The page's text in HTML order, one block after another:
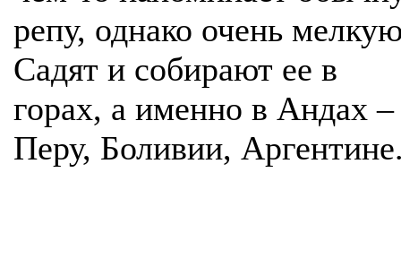
репу, однако очень
Садят и собирают ее в
горах, а именно в Андах –
Перу, Боливии,